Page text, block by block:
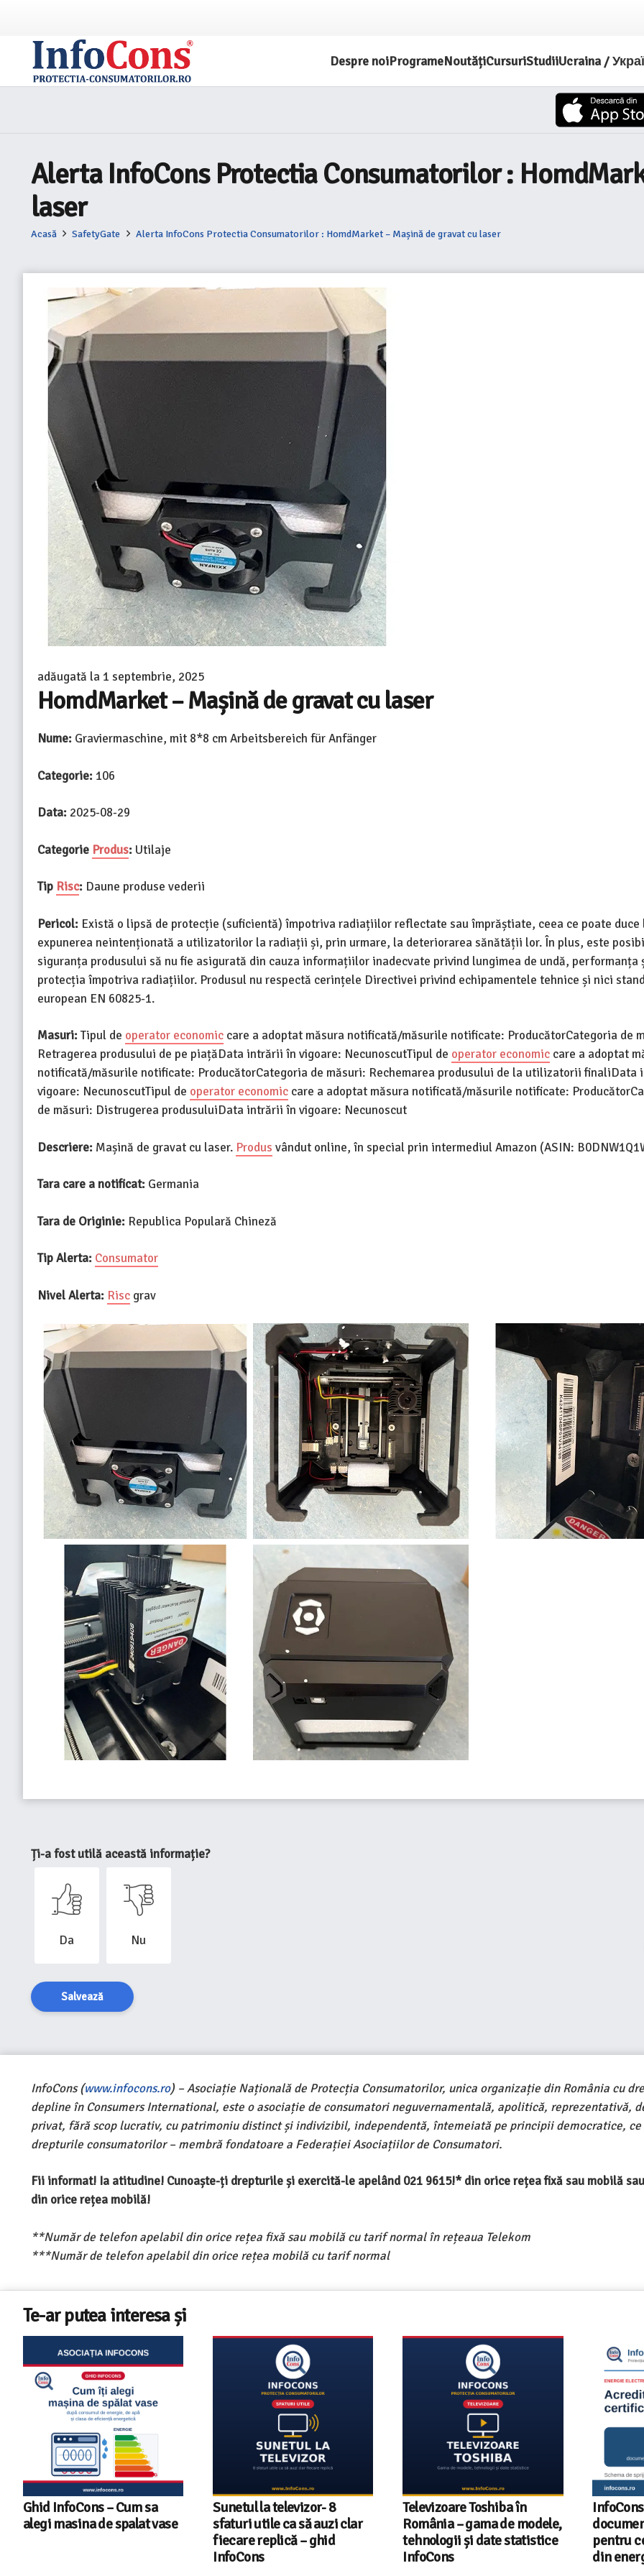
Despre noiProgrameNoutățiCursuriStudiiUcraina /
Alerta InfoCons Protectia Consumatorilor :
laser
Acasă SafetyGate Alerta InfoCons Protectia Consumatorilor : HomdMarket – Mașină de gravat cu laser
adăugată la 1 septembrie, 2025
HomdMarket – Mașină de gravat cu laser
Nume: Graviermaschine, mit 8*8 cm Arbeitsbereich für Anfänger
Categorie: 106
Data: 2025-08-29
Categorie Produs: Utilaje
Tip Risc: Daune produse vederii
Pericol: Există o lipsă de protecție (suficientă) împotriva radiațiilor reflectate sau împrăștiate, ceea ce poate duce
expunerea neintenționată a utilizatorilor la radiații și, prin urmare, la deteriorarea sănătății lor. În plus, este
siguranța produsului să nu fie asigurată din cauza informațiilor inadecvate privind lungimea de undă, performanța
protecția împotriva radiațiilor. Produsul nu respectă cerințele Directivei privind echipamentele tehnice și nici
european EN 60825-1.
Masuri:Tipul de operator economic care a adoptat măsura notificată/măsurile notificate: ProducătorCategoria de
Retragerea produsului de pe piațăData intrării în vigoare: NecunoscutTipul de operator economic care a adoptat
notificată/măsurile notificate: ProducătorCategoria de măsuri: Rechemarea produsului de la utilizatorii finaliData
vigoare: NecunoscutTipul de operator economic care a adoptat măsura notificată/măsurile notificate:
de măsuri: Distrugerea produsuluiData intrării în vigoare: Necunoscut
Descriere: Mașină de gravat cu laser. Produs vândut online, în special prin intermediul Amazon (ASIN:
Tara care a notificat: Germania
Tara de Originie: Republica Populară Chineză
Tip Alerta: Consumator
Nivel Alerta: Risc grav
Ți-a fost utilă această informație?
Da Nu
Salvează
InfoCons (www.infocons.ro) – Asociație Națională de Protecția Consumatorilor, unica organizație din România cu
depline în Consumers International, este o asociație de consumatori neguvernamentală, apolitică, reprezentativă,
privat, fără scop lucrativ, cu patrimoniu distinct și indivizibil, independentă, întemeiată pe principii democratice, ce
drepturile consumatorilor – membră fondatoare a Federației Asociațiilor de Consumatori.
Fii informat! Ia atitudine! Cunoaște-ți drepturile și exercită-le apelând 021 9615!* din orice rețea fixă sau mobilă
din orice rețea mobilă!
**Număr de telefon apelabil din orice rețea fixă sau mobilă cu tarif normal în rețeaua Telekom
***Număr de telefon apelabil din orice rețea mobilă cu tarif normal
Te-ar putea interesa și
Ghid InfoCons – Cum sa
alegi masina de spalat vase
Sunetul la televizor- 8
sfaturi utile ca să auzi clar
fiecare replică – ghid
InfoCons
Televizoare Toshiba în
România – gama de modele,
tehnologii și date statistice
InfoCons
pentru
din